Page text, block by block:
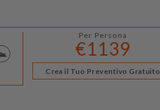
Per Persona
€1139
Crea il Tuo Preventivo Gratuito